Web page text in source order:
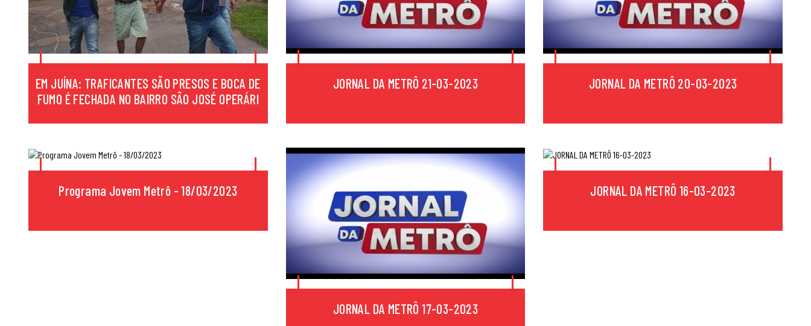
EM JUÍNA: TRAFICANTES SÃO PRESOS E BOCA DE
FUMO É FECHADA NO BAIRRO SÃO JOSÉ OPERÁRI
JORNAL DA METRÔ 21-03-2023 JORNAL DA METRÔ 20-03-2023
Programa Jovem Metrô - 18/03/2023
JORNAL DA METRÔ 17-03-2023
JORNAL DA METRÔ 16-03-2023